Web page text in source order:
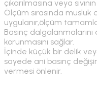
çıkarılmasına veya
Ölçüm sırasında
uygulanır,ölçüm
Basınç
korunmasını sağlar.
İçinde küçük bir delik
sayede ani basınç
vermesi önlenir.